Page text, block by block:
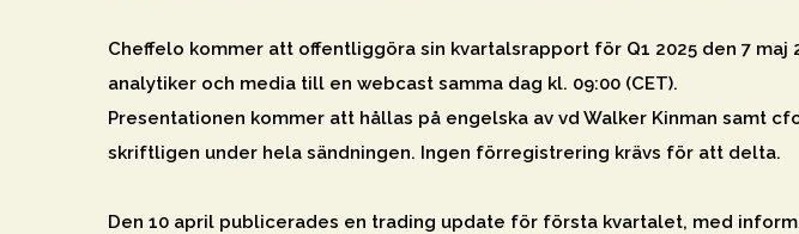
Cheffelo kommer att offentliggöra sin kvartalsrapport för Q1 2025 den 7
analytiker och media till en webcast samma dag kl. 09:00 (CET).
Presentationen kommer att hållas på engelska av vd Walker Kinman samt
skriftligen under hela sändningen. Ingen förregistrering krävs för att delta.
Den 10 april publicerades en trading update för första kvartalet, med